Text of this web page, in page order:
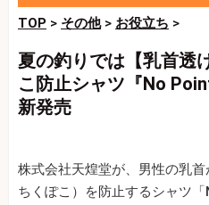
TOP > その他> お役立ち >
夏の釣りでは【乳首透
こ防止シャツ『No
新発売
株式会社天煌堂が、男性の乳
ちくぽこ）を防止するシャツ